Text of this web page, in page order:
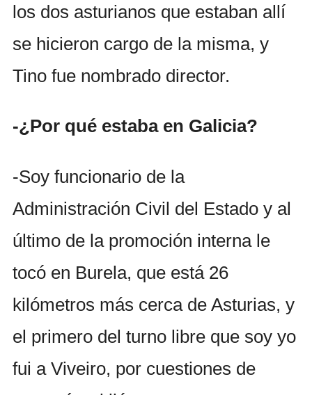
los dos asturianos que estaban allí
se hicieron cargo de la misma, y
Tino fue nombrado director.
-¿Por qué estaba en Galicia?
-Soy funcionario de la
Administración Civil del Estado y al
último de la promoción interna le
tocó en Burela, que está 26
kilómetros más cerca de Asturias, y
el primero del turno libre que soy yo
fui a Viveiro, por cuestiones de